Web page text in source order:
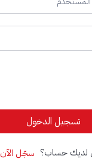
تسجيل الدخول
لديك حساب؟ سجّل الآن